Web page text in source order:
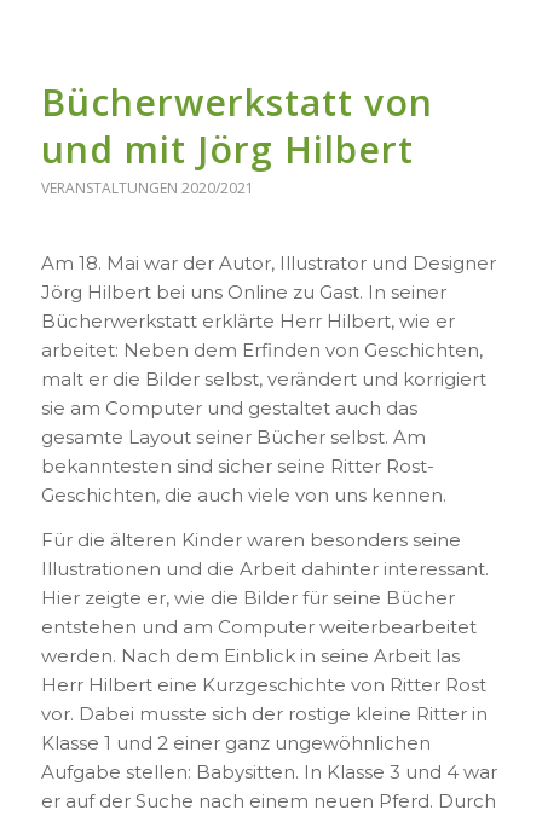
Bücherwerkstatt von
und mit Jörg Hilbert
VERANSTALTUNGEN 2020/2021
Am 18. Mai war der Autor, Illustrator und Designer
Jörg Hilbert bei uns Online zu Gast. In seiner
Bücherwerkstatt erklärte Herr Hilbert, wie er
arbeitet: Neben dem Erfinden von Geschichten,
malt er die Bilder selbst, verändert und korrigiert
sie am Computer und gestaltet auch das
gesamte Layout seiner Bücher selbst. Am
bekanntesten sind sicher seine Ritter Rost-
Geschichten, die auch viele von uns kennen.
Für die älteren Kinder waren besonders seine
Illustrationen und die Arbeit dahinter interessant.
Hier zeigte er, wie die Bilder für seine Bücher
entstehen und am Computer weiterbearbeitet
werden. Nach dem Einblick in seine Arbeit las
Herr Hilbert eine Kurzgeschichte von Ritter Rost
vor. Dabei musste sich der rostige kleine Ritter in
Klasse 1 und 2 einer ganz ungewöhnlichen
Aufgabe stellen: Babysitten. In Klasse 3 und 4 war
er auf der Suche nach einem neuen Pferd. Durch